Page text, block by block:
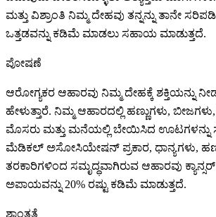
ಮತ್ತು ವಿಶ್ರಾಂತಿ ನಿಮ್ಮ ದೇಹವು ತನ್ನನ್ನು ತಾನೇ
ಒತ್ತಡವನ್ನು ಕಡಿಮೆ ಮಾಡಲು ಸಹಾಯ ಮಾಡುತ್ತದೆ.
ಪೋಷಣೆ
ಆರೋಗ್ಯಕರ ಆಹಾರವು ನಿಮ್ಮ ದೇಹಕ್ಕೆ ಶಕ್ತಿಯನ್ನು
ಹೇಳುತ್ತಾರೆ. ನಿಮ್ಮ ಆಹಾರದಲ್ಲಿ ಹಣ್ಣುಗಳು,
ಮೊಸರು ಮತ್ತು ಮನೆಯಲ್ಲಿ ಬೇಯಿಸಿದ ಊಟಗಳನ್ನು
ಮೆಡಿಕಲ್ ಅಸೋಸಿಯೇಷನ್ ​​ಪ್ರಕಾರ, ಧಾನ್ಯಗಳು,
ತರಕಾರಿಗಳಿಂದ ಸಮೃದ್ಧವಾಗಿರುವ ಆಹಾರವು
ಅಪಾಯವನ್ನು 20% ರಷ್ಟು ಕಡಿಮೆ ಮಾಡುತ್ತದೆ.
ಶಾಂತತೆ